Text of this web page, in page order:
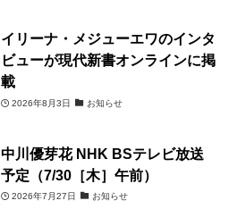
イリーナ・メジューエワのインタ
ビューが現代新書オンラインに掲
載
2026年8月3日 お知らせ
中川優芽花 NHK BSテレビ放送
予定（7/30［木］午前）
2026年7月27日 お知らせ